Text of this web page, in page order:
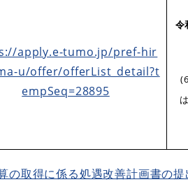
apply.e-tumo.jp/pref-hir
u/offer/offerList_detail?t
empSeq=28895
令
取得に係る処遇改善計画書の